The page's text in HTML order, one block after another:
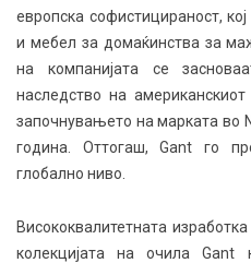
европска софистицираност,
и мебел за домаќинства за
на компанијата се
наследство на
започнувањето на марката во
година. Оттогаш, Gant го
глобално ниво.
Висококвалитетната
колекцијата на очила Gant